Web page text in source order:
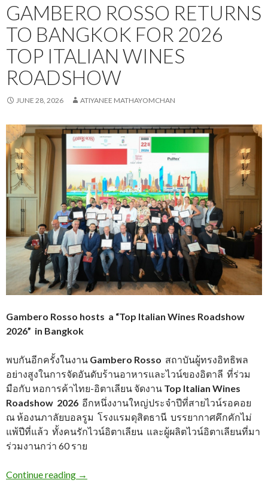
GAMBERO ROSSO RETURNS
TO BANGKOK FOR 2026
TOP ITALIAN WINES
ROADSHOW
JUNE 28, 2026 ATIYANEE MATHAYOMCHAN
Gambero Rosso hosts a “Top Italian Wines Roadshow
2026” in Bangkok
พบกันอีกครั้งในงาน Gambero Rosso สถาบันผู้ทรงอิทธิพล
อย่างสูงในการจัดอันดับร้านอาหารและไวน์ของอิตาลี ที่ร่วม
มือกับ หอการค้าไทย-อิตาเลียน จัดงาน Top Italian Wines
Roadshow 2026 อีกหนึ่งงานใหญ่ประจำปีที่สายไวน์รอคอย
ณ ห้องนภาลัยบอลรูม โรงแรมดุสิตธานี บรรยากาศคึกคักไม่
แพ้ปีที่แล้ว ทั้งคนรักไวน์อิตาเลียน และผู้ผลิตไวน์อิตาเลียนที่มา
ร่วมงานกว่า 60 ราย
Continue reading →